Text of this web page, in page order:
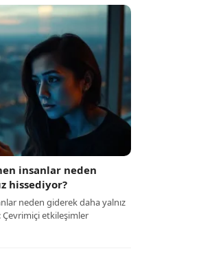
insanlar neden
hissediyor?
neden giderek daha yalnız
Çevrimiçi etkileşimler